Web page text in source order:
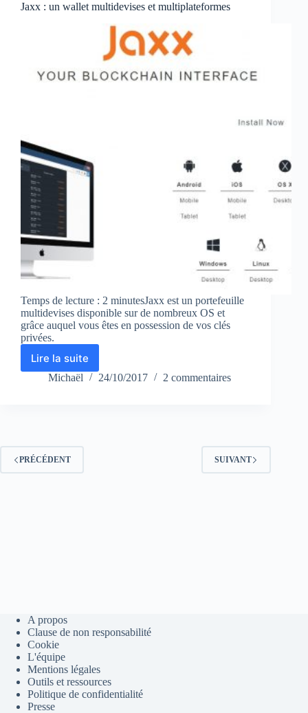
portefeuille
cryptomonnaies
Jaxx : un wallet multidevises et multiplateformes
Temps de lecture : 2 minutesJaxx est un portefeuille
multidevises disponible sur de nombreux OS et
grâce auquel vous êtes en possession de vos clés
privées.
Lire la suite
Jaxx
:
Michaël 24/10/2017 2 commentaires
PRÉCÉDENT SUIVANT
A propos
Clause de non responsabilité
Cookie
L'équipe
Mentions légales
Outils et ressources
Politique de confidentialité
Presse